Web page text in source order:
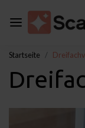
Startseite